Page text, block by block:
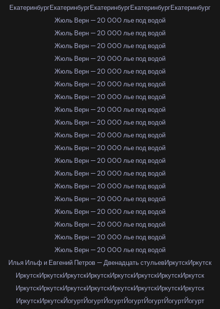
ЕкатеринбургЕкатеринбургЕкатеринбургЕкатеринбургЕкатеринбург
Жюль Верн — 20 000 лье под водой
Жюль Верн — 20 000 лье под водой
Жюль Верн — 20 000 лье под водой
Жюль Верн — 20 000 лье под водой
Жюль Верн — 20 000 лье под водой
Жюль Верн — 20 000 лье под водой
Жюль Верн — 20 000 лье под водой
Жюль Верн — 20 000 лье под водой
Жюль Верн — 20 000 лье под водой
Жюль Верн — 20 000 лье под водой
Жюль Верн — 20 000 лье под водой
Жюль Верн — 20 000 лье под водой
Жюль Верн — 20 000 лье под водой
Жюль Верн — 20 000 лье под водой
Жюль Верн — 20 000 лье под водой
Жюль Верн — 20 000 лье под водой
Жюль Верн — 20 000 лье под водой
Жюль Верн — 20 000 лье под водой
Жюль Верн — 20 000 лье под водой
Илья Ильф и Евгений Петров — Двенадцать стульевИркутскИркутск
ИркутскИркутскИркутскИркутскИркутскИркутскИркутскИркутск
ИркутскИркутскИркутскИркутскИркутскИркутскИркутскИркутск
ИркутскИркутскЙогуртЙогуртЙогуртЙогуртЙогуртЙогуртЙогурт